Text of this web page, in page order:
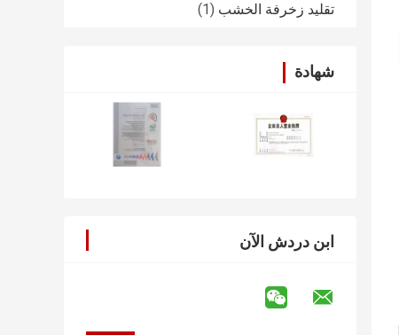
تقليد زخرفة الخشب (1)
شهادة
ابن دردش الآن